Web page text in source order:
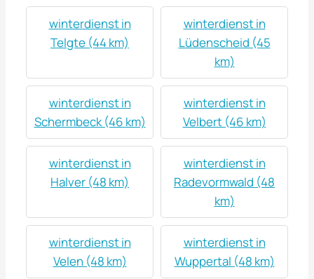
winterdienst in
Telgte (44 km)
winterdienst in
Lüdenscheid (45
km)
winterdienst in
Schermbeck (46 km)
winterdienst in
Velbert (46 km)
winterdienst in
Halver (48 km)
winterdienst in
Radevormwald (48
km)
winterdienst in
Velen (48 km)
winterdienst in
Wuppertal (48 km)